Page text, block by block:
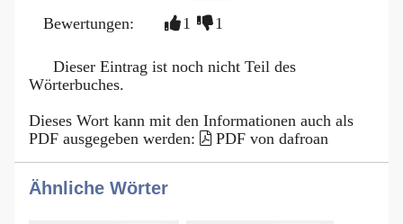
Bewertungen:
1 1
Dieser Eintrag ist noch nicht Teil des
Wörterbuches.
Dieses Wort kann mit den Informationen auch als
PDF ausgegeben werden:
PDF von dafroan
Ähnliche Wörter